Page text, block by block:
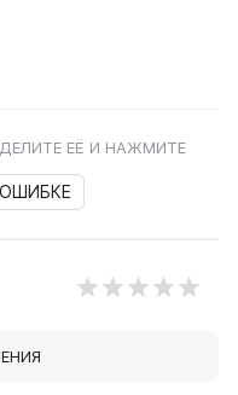
ЕЁ И НАЖМИТЕ